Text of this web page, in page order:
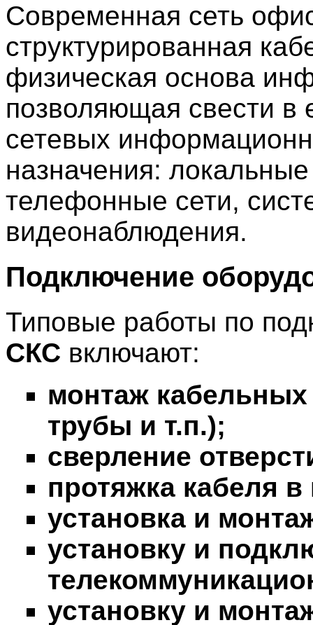
Современная сеть
структурированная
физическая основа
позволяющая свести в
сетевых
назначения:
телефонные сети,
видеонаблюдения.
Подключение
Типовые работы по
СКС включают:
монтаж кабельных
трубы и т.п.);
сверление
протяжка кабеля
установка и
установку и
установку и